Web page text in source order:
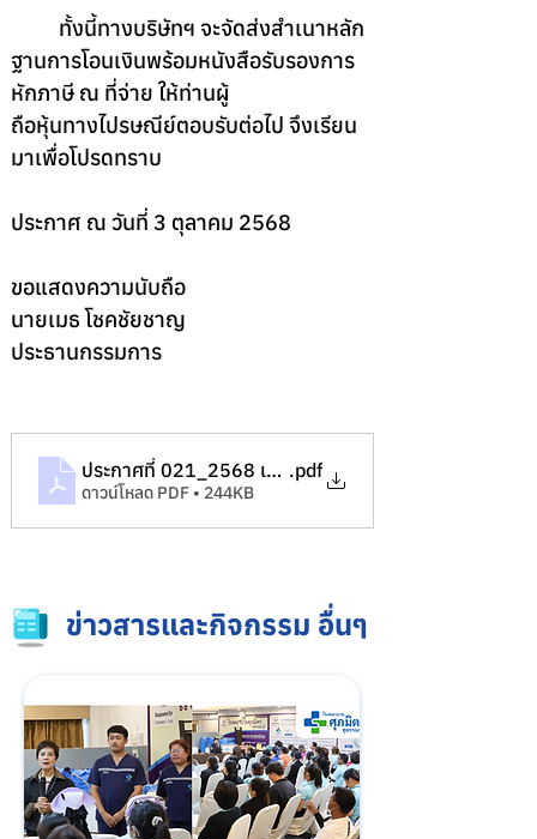
ฐานการโอนเงินพร้อมหนังสือรับรองการ
หักภาษี ณ ที่จ่าย ให้ท่านผู้
ถือหุ้นทางไปรษณีย์ตอบรับต่อไป จึงเรียน
มาเพื่อโปรดทราบ
ประกาศ ณ วันที่ 3 ตุลาคม 2568
ขอแสดงความนับถือ
นายเมธ โชคชัยชาญ
ประธานกรรมการ
ประกาศที่ 021_2568 เรื่อง การจ่ายเงินปันผลระหว่างกาล
.pdf
ดาวน์โหลด PDF • 244KB
ข่าวสารและกิจกรรม อื่นๆ